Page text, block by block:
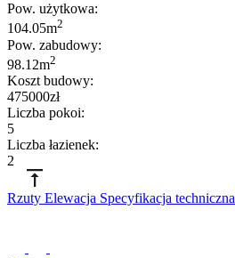
Pow. użytkowa:
104.05m2
Pow. zabudowy:
98.12m2
Koszt budowy:
475000zł
Liczba pokoi:
5
Liczba łazienek:
2
Rzuty Elewacja Specyfikacja techniczna